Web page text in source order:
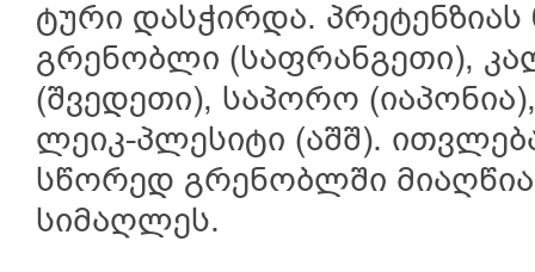
ტური დასჭირდა.
გრენობლი (საფრანგეთი),
(შვედეთი), საპორო
ლეიკ-პლესიტი (აშშ).
სწორედ გრენობლში
სიმაღლეს.